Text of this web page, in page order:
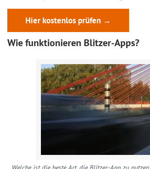
Hier kostenlos prüfen →
Wie funktionieren Blitzer-Apps?